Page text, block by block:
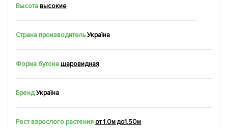
Высотавысокие
Страна производитель Україна
Форма бутонашаровидная
БрендУкраїна
Рост взрослого растения от 1.0м до1.50м